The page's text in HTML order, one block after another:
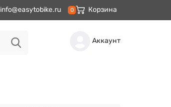
info@easytobike.ru 0 Корзина
Аккаунт